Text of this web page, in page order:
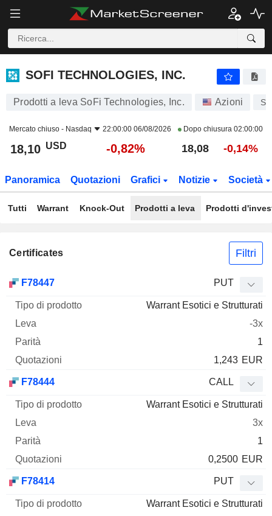
SOFI TECHNOLOGIES, INC.
SOFI TECHNOLOGIES, INC.
Prodotti a leva SoFi Technologies, Inc. Azioni
Mercato chiuso - Nasdaq 22:00:00 06/08/2026 Dopo chiusura 02:00:00
18,10 USD -0,82% 18,08 -0,14%
Panoramica Quotazioni Grafici Notizie Società
Tutti Warrant Knock-Out Prodotti a leva Prodotti
Certificates Filtri
F78447 PUT
Warrant Esotici e Strutturati
-3x
1
1,243 EUR
F78444 CALL
Warrant Esotici e Strutturati
3x
1
0,2500 EUR
F78414 PUT
Warrant Esotici e Strutturati